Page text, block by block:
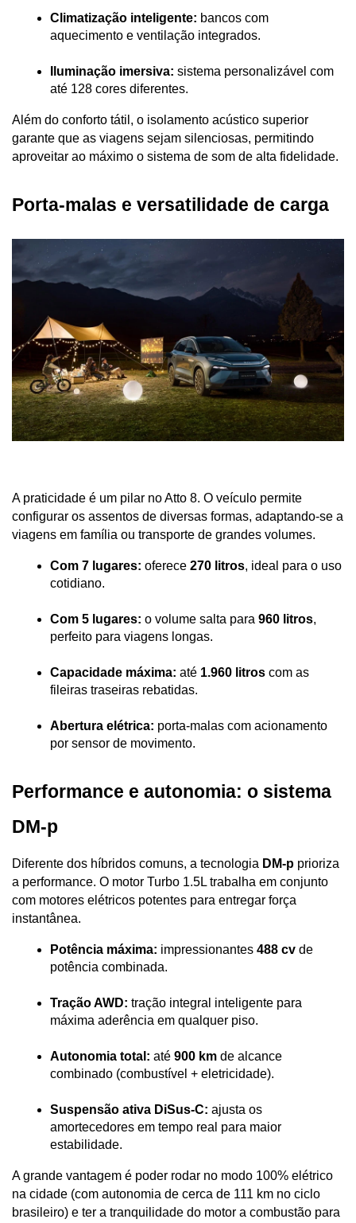
Climatização inteligente: bancos com
aquecimento e ventilação integrados.
Iluminação imersiva: sistema personalizável com
até 128 cores diferentes.
Além do conforto tátil, o isolamento acústico superior
garante que as viagens sejam silenciosas, permitindo
aproveitar ao máximo o sistema de som de alta fidelidade.
Porta-malas e versatilidade de carga
A praticidade é um pilar no Atto 8. O veículo permite
configurar os assentos de diversas formas, adaptando-se a
viagens em família ou transporte de grandes volumes.
Com 7 lugares: oferece 270 litros, ideal para o uso
cotidiano.
Com 5 lugares: o volume salta para 960 litros,
perfeito para viagens longas.
Capacidade máxima: até 1.960 litros com as
fileiras traseiras rebatidas.
Abertura elétrica: porta-malas com acionamento
por sensor de movimento.
Performance e autonomia: o sistema
DM-p
Diferente dos híbridos comuns, a tecnologia DM-p prioriza
a performance. O motor Turbo 1.5L trabalha em conjunto
com motores elétricos potentes para entregar força
instantânea.
Potência máxima: impressionantes 488 cv de
potência combinada.
Tração AWD: tração integral inteligente para
máxima aderência em qualquer piso.
Autonomia total: até 900 km de alcance
combinado (combustível + eletricidade).
Suspensão ativa DiSus-C: ajusta os
amortecedores em tempo real para maior
estabilidade.
A grande vantagem é poder rodar no modo 100% elétrico
na cidade (com autonomia de cerca de 111 km no ciclo
brasileiro) e ter a tranquilidade do motor a combustão para